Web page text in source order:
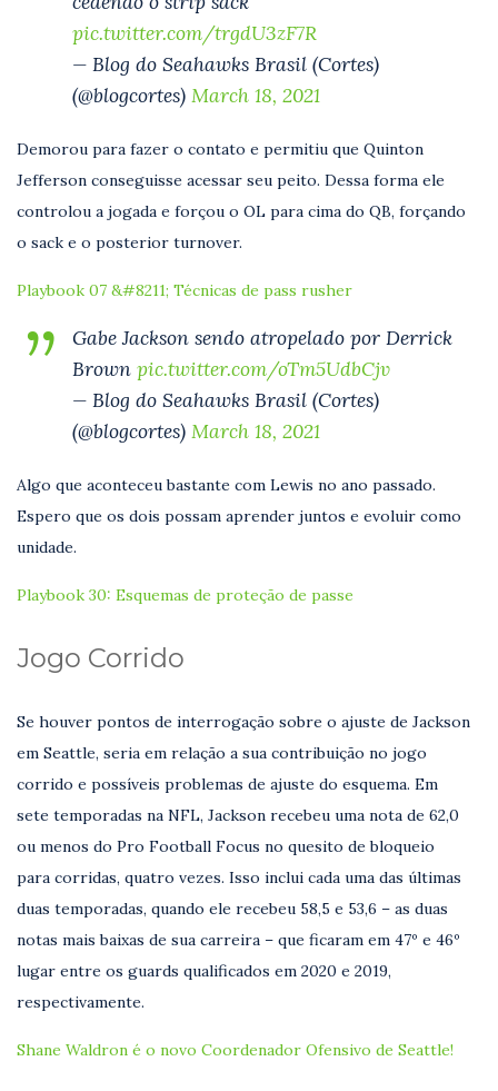
pic.twitter.com/trgdU3zF7R
— Blog do Seahawks Brasil (Cortes)
(@blogcortes) March 18, 2021
Demorou para fazer o contato e permitiu que Quinton
Jefferson conseguisse acessar seu peito. Dessa forma ele
controlou a jogada e forçou o OL para cima do QB, forçando
o sack e o posterior turnover.
Playbook 07 &#8211; Técnicas de pass rusher
Gabe Jackson sendo atropelado por Derrick
Brown pic.twitter.com/oTm5UdbCjv
— Blog do Seahawks Brasil (Cortes)
(@blogcortes) March 18, 2021
Algo que aconteceu bastante com Lewis no ano passado.
Espero que os dois possam aprender juntos e evoluir como
unidade.
Playbook 30: Esquemas de proteção de passe
Jogo Corrido
Se houver pontos de interrogação sobre o ajuste de Jackson
em Seattle, seria em relação a sua contribuição no jogo
corrido e possíveis problemas de ajuste do esquema. Em
sete temporadas na NFL, Jackson recebeu uma nota de 62,0
ou menos do Pro Football Focus no quesito de bloqueio
para corridas, quatro vezes. Isso inclui cada uma das últimas
duas temporadas, quando ele recebeu 58,5 e 53,6 – as duas
notas mais baixas de sua carreira – que ficaram em 47º e 46º
lugar entre os guards qualificados em 2020 e 2019,
respectivamente.
Shane Waldron é o novo Coordenador Ofensivo de Seattle!